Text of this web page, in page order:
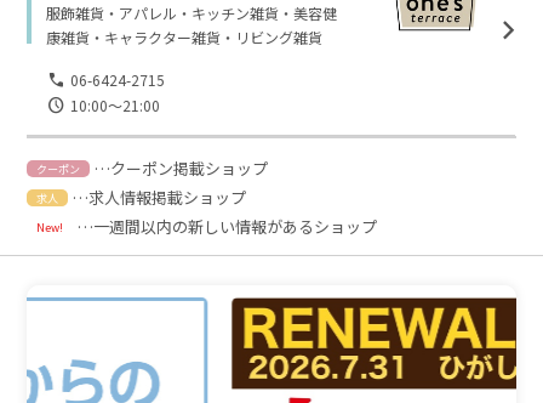
服飾雑貨・アパレル・キッチン雑貨・美容健
康雑貨・キャラクター雑貨・リビング雑貨
06-6424-2715
10:00～21:00
クーポン …クーポン掲載ショップ
求人 …求人情報掲載ショップ
New! …一週間以内の新しい情報があるショップ